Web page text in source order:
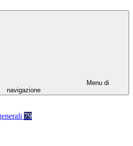
Menu di
navigazione
79